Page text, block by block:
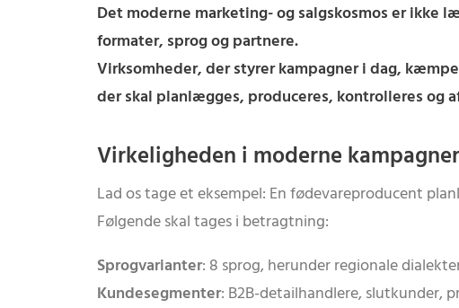
Det moderne marketing- og salgskosmos er
formater, sprog og partnere.
Virksomheder, der styrer kampagner i dag,
der skal planlægges, produceres, kontrolleres og
Virkeligheden i moderne
Lad os tage et eksempel: En fødevareproducent
Følgende skal tages i betragtning:
Sprogvarianter: 8 sprog, herunder regionale
Kundesegmenter: B2B-detailhandlere, slutkunder,